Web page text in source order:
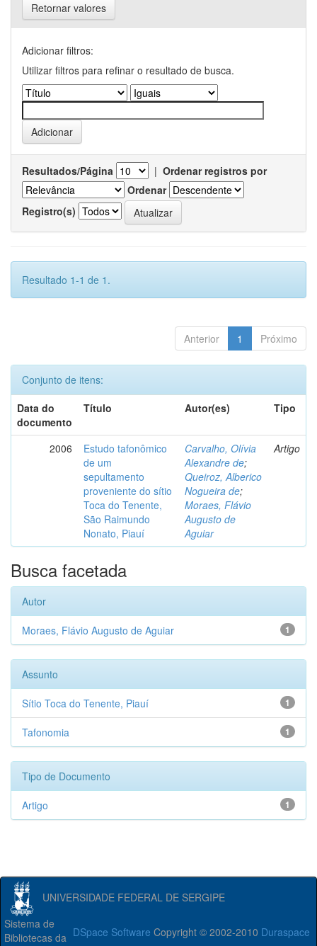
Retornar valores
Adicionar filtros:
Utilizar filtros para refinar o resultado de busca.
Resultados/Página | Ordenar registros por
Ordenar
Registro(s)
Resultado 1-1 de 1.
Anterior 1 Próximo
Conjunto de itens:
Data do
documento
Título Autor(es) Tipo
2006
Estudo tafonômico
de um
sepultamento
proveniente do sítio
Toca do Tenente,
São Raimundo
Nonato, Piauí
Carvalho, Olívia
Alexandre de;
Queiroz, Alberico
Nogueira de;
Moraes, Flávio
Augusto de
Aguiar
Artigo
Busca facetada
Autor
1
Moraes, Flávio Augusto de Aguiar
Assunto
1
Sítio Toca do Tenente, Piauí
1
Tafonomia
Tipo de Documento
1
Artigo
UNIVERSIDADE FEDERAL DE SERGIPE
DSpace Software Copyright © 2002-2010 Duraspace
Sistema de
Bibliotecas da